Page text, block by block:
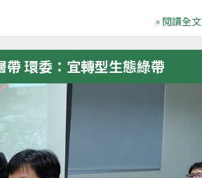
» 閱讀全文
帶 環委：宜轉型生態綠帶